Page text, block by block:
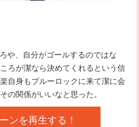
や、自分がゴールするのではな
ろが潔なら決めてくれるという信
自身もブルーロックに来て潔に会
の関係がいいなと思った。
ンを再生する！